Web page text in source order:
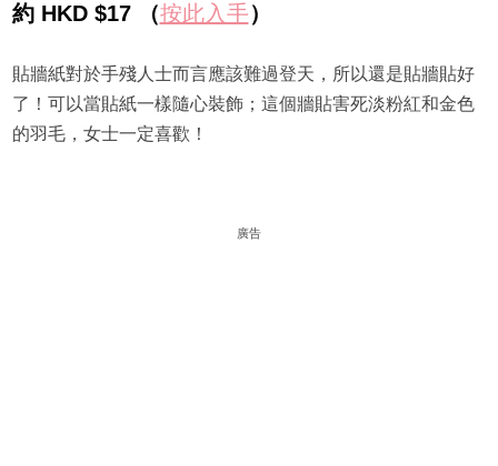
約 HKD $17 （按此入手）
貼牆紙對於手殘人士而言應該難過登天，所以還是貼牆貼好
了！可以當貼紙一樣隨心裝飾；這個牆貼害死淡粉紅和金色
的羽毛，女士一定喜歡！
廣告